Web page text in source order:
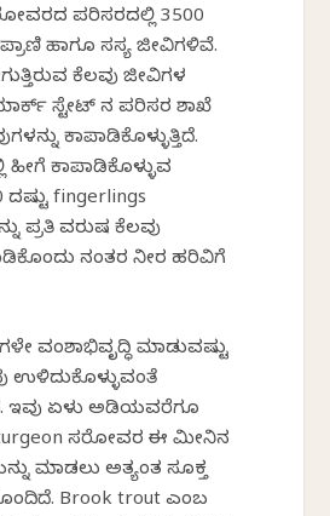
ಪರಿಸರದಲ್ಲಿ 3500
ಪ್ರಾಣಿ ಹಾಗೂ ಸಸ್ಯ ಜೀವಿಗಳಿವೆ.
ಕೆಲವು ಜೀವಿಗಳ
ಸ್ಟೇಟ್ ನ ಪರಿಸರ ಶಾಖೆ
ಕಾಪಾಡಿಕೊಳ್ಳುತ್ತಿದೆ.
ಹೀಗೆ ಕಾಪಾಡಿಕೊಳ್ಳುವ
fingerlings
ಪ್ರತಿ ವರುಷ ಕೆಲವು
ನಂತರ ನೀರ ಹರಿವಿಗೆ
ವಂಶಾಭಿವೃದ್ಧಿ ಮಾಡುವಷ್ಟು
ಉಳಿದುಕೊಳ್ಳುವಂತೆ
ಇವು ಏಳು ಅಡಿಯವರೆಗೂ
ಸರೋವರ ಈ ಮೀನಿನ
ಮಾಡಲು ಅತ್ಯಂತ ಸೂಕ್ತ
Brook trout ಎಂಬ